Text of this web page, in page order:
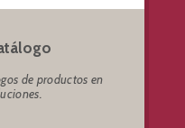
de productos en